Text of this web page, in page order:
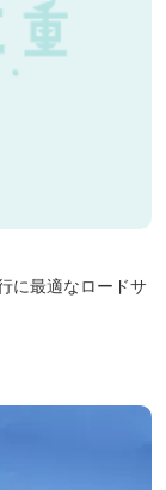
に最適なロードサ